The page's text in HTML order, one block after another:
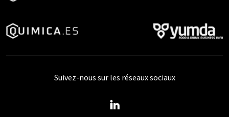
Suivez-nous sur les réseaux sociaux